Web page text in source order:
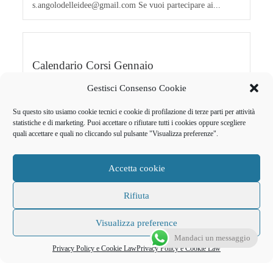
Gestisci Consenso Cookie
Su questo sito usiamo cookie tecnici e cookie di profilazione di terze parti per attività
statistiche e di marketing. Puoi accettare o rifiutare tutti i cookies oppure scegliere
quali accettare e quali no cliccando sul pulsante "Visualizza preferenze".
Accetta cookie
Rifiuta
Visualizza preference
Privacy Policy e Cookie LawPrivacy Policy e Cookie Law
s.angolodelleidee@gmail.com Se vuoi partecipare ai...
Calendario Corsi Gennaio
qualunque informazione potete scrivere al numero che
Scarica il calendario e contattaci per prenotare il corso che
Mandaci un messaggio